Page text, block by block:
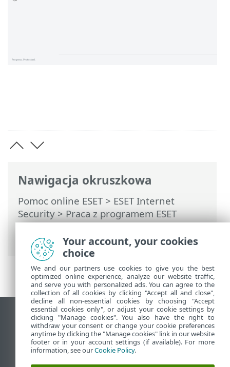
Nawigacja okruszkowa
Pomoc online ESET> ESET Internet
Security>Praca z programem ESET
Internet Security>Narzędzia> Leczenie
systemu
Wyświetl witrynę internetową dla
komputerów
End of Life
Baza wiedzy ESET
Your account, your cookies
choice
We and our partners use cookies to give you the best
optimized online experience, analyze our website traffic,
and serve you with personalized ads. You can agree to the
collection of all cookies by clicking "Accept all and close",
decline all non-essential cookies by choosing "Accept
essential cookies only", or adjust your cookie settings by
clicking "Manage cookies". You also have the right to
withdraw your consent or change your cookie preferences
anytime by clicking the "Manage cookies" link in our website
footer or in your account settings (if available). For more
information, see ourCookie Policy.